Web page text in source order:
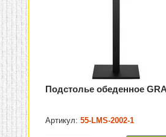
Подстолье обеденное
Артикул:55-LMS-2002-1